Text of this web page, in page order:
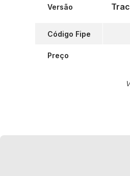
Versão
Código Fipe
Preço